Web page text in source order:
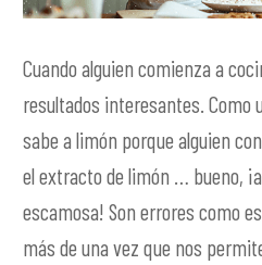
Cuando alguien comienza a
resultados interesantes. Como
sabe a limón porque alguien
el extracto de limón … bueno,
escamosa! Son errores como
más de una vez que nos